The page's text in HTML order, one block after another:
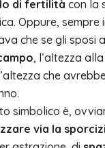
di fertilità con la
Oppure, sempre
che se gli sposi
, l’altezza
che
simbolico è,
via la